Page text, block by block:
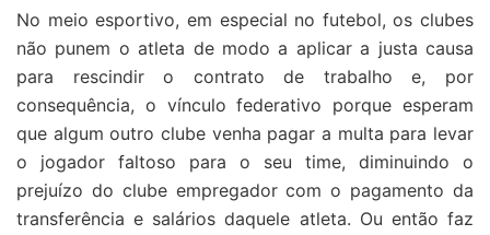
No meio esportivo, em especial no futebol, os clubes
não punem o atleta de modo a aplicar a justa causa
para rescindir o contrato de trabalho e, por
consequência, o vínculo federativo porque esperam
que algum outro clube venha pagar a multa para levar
o jogador faltoso para o seu time, diminuindo o
prejuízo do clube empregador com o pagamento da
transferência e salários daquele atleta. Ou então faz